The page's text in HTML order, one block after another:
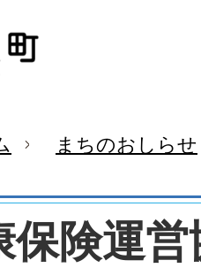
まちのおしらせ
保険運